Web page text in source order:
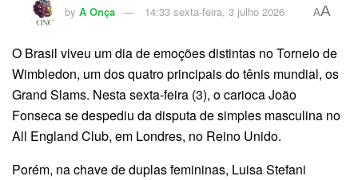
by A Onça 14:33 sexta-feira, 3 julho 2026 AA
O Brasil viveu um dia de emoções distintas no Torneio de
Wimbledon, um dos quatro principais do tênis mundial, os
Grand Slams. Nesta sexta-feira (3), o carioca João
Fonseca se despediu da disputa de simples masculina no
All England Club, em Londres, no Reino Unido.
Porém, na chave de duplas femininas, Luisa Stefani